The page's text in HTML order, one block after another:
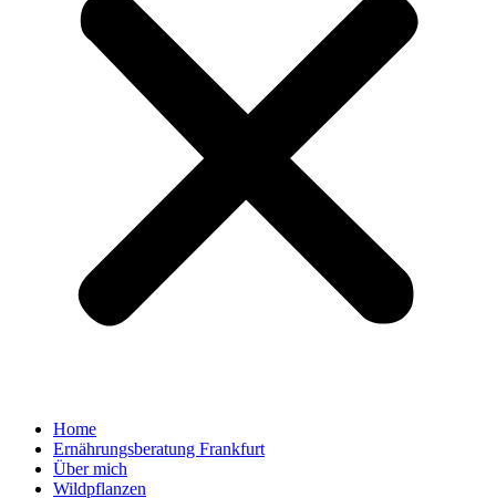
Home
Ernährungsberatung Frankfurt
Über mich
Wildpflanzen